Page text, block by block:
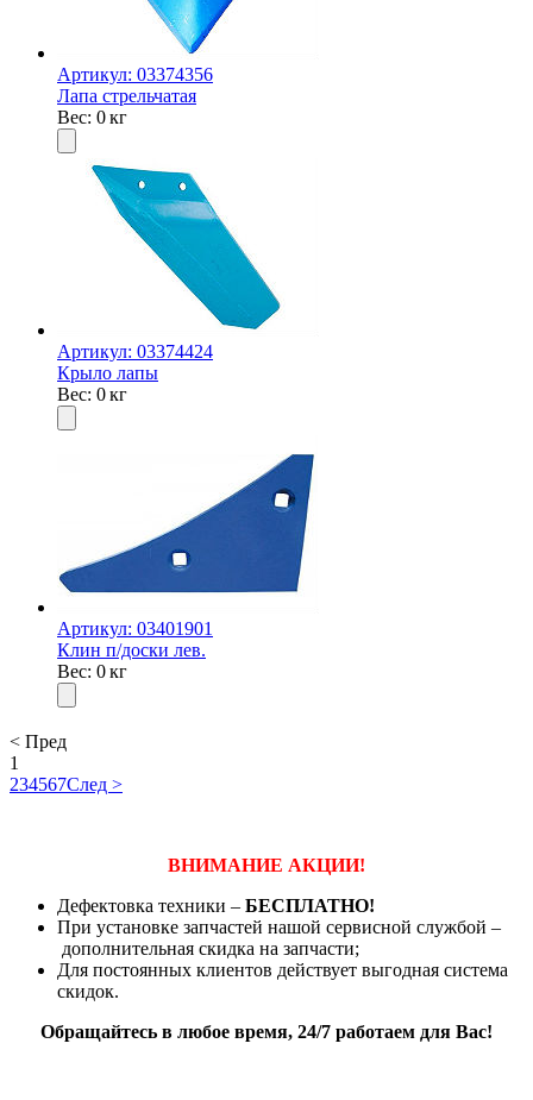
Артикул: 03374356
Лапа стрельчатая
Вес: 0 кг
Артикул: 03374424
Крыло лапы
Вес: 0 кг
Артикул: 03401901
Клин п/доски лев.
Вес: 0 кг
< Пред
1
234567След >
ВНИМАНИЕ АКЦИИ!
Дефектовка техники – БЕСПЛАТНО!
При установке запчастей нашой сервисной службой –
дополнительная скидка на запчасти;
Для постоянных клиентов действует выгодная система
скидок.
Обращайтесь в любое время, 24/7 работаем для Вас!